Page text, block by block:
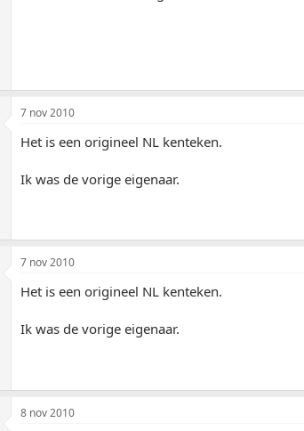
7 nov 2010
Het is een origineel NL kenteken.
Ik was de vorige eigenaar.
7 nov 2010
Het is een origineel NL kenteken.
Ik was de vorige eigenaar.
8 nov 2010